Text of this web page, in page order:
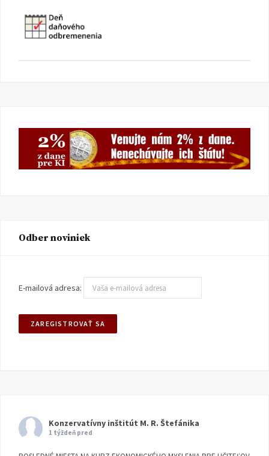
Odber noviniek
E-mailová adresa:
Konzervatívny inštitút M. R. Štefánika
1 týždeň pred